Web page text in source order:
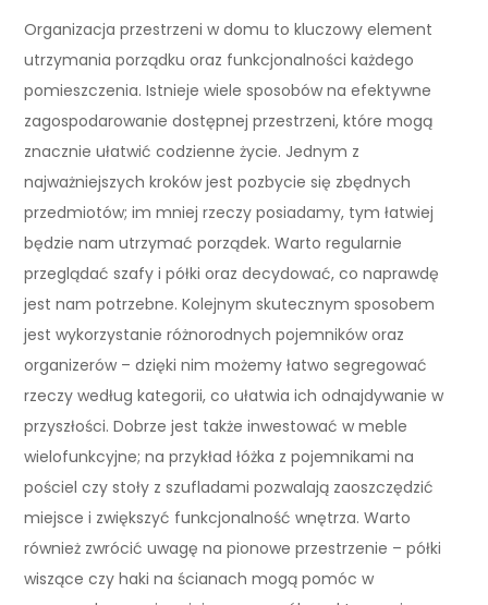
Organizacja przestrzeni w domu to kluczowy element
utrzymania porządku oraz funkcjonalności każdego
pomieszczenia. Istnieje wiele sposobów na efektywne
zagospodarowanie dostępnej przestrzeni, które mogą
znacznie ułatwić codzienne życie. Jednym z
najważniejszych kroków jest pozbycie się zbędnych
przedmiotów; im mniej rzeczy posiadamy, tym łatwiej
będzie nam utrzymać porządek. Warto regularnie
przeglądać szafy i półki oraz decydować, co naprawdę
jest nam potrzebne. Kolejnym skutecznym sposobem
jest wykorzystanie różnorodnych pojemników oraz
organizerów – dzięki nim możemy łatwo segregować
rzeczy według kategorii, co ułatwia ich odnajdywanie w
przyszłości. Dobrze jest także inwestować w meble
wielofunkcyjne; na przykład łóżka z pojemnikami na
pościel czy stoły z szufladami pozwalają zaoszczędzić
miejsce i zwiększyć funkcjonalność wnętrza. Warto
również zwrócić uwagę na pionowe przestrzenie – półki
wiszące czy haki na ścianach mogą pomóc w